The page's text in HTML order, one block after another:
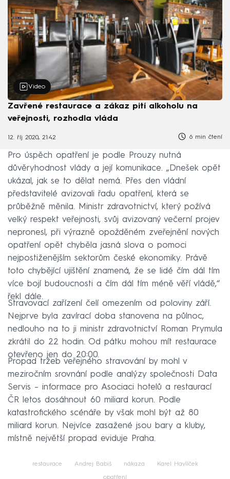
Video
Zavřené restaurace a zákaz pití alkoholu na
veřejnosti, rozhodla vláda
12. říj 2020, 21:42 6 min čtení
Pro úspěch opatření je podle Prouzy nutná
důvěryhodnost vlády a její komunikace. „Dnešek opět
ukázal, jak se to dělat nemá. Přes den vládní
představitelé avizovali řadu opatření, která se
průběžně měnila. Ministr zdravotnictví, který požívá
velký respekt veřejnosti, svůj avizovaný večerní projev
nepronesl, při výrazně opožděném zveřejnění nových
opatření opět chyběla jasná slova o pomoci
nejpostiženějším sektorům české ekonomiky. Právě
toto chybějící ujištění znamená, že se lidé čím dál tím
více bojí budoucnosti a čím dál tím méně věří vládě,“
řekl dále.
Stravovací zařízení čelí omezením od poloviny září.
Nejprve byla zavírací doba stanovena na půlnoc,
nedlouho na to ji ministr zdravotnictví Roman Prymula
zkrátil do 22 hodin. Od pátku mohou mít restaurace
otevřeno jen do 20:00.
Propad tržeb veřejného stravování by mohl v
meziročním srovnání podle analýzy společnosti Data
Servis – informace pro Asociaci hotelů a restaurací
ČR letos dosáhnout 60 miliard korun. Podle
katastrofického scénáře by však mohl být až 80
miliard korun. Nejvíce zasažené jsou bary a kluby,
místně největší propad eviduje Praha.
restaurace Andrej Babiš nákaza Karel Havlíček
opatření